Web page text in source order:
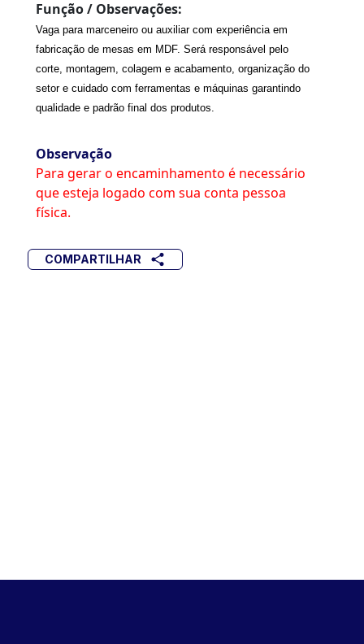
Função / Observações:
Vaga para marceneiro ou auxiliar com experiência em
fabricação de mesas em MDF. Será responsável pelo
corte, montagem, colagem e acabamento, organização do
setor e cuidado com ferramentas e máquinas garantindo
qualidade e padrão final dos produtos.
Observação
Para gerar o encaminhamento é necessário
que esteja logado com sua conta pessoa
física.
COMPARTILHAR